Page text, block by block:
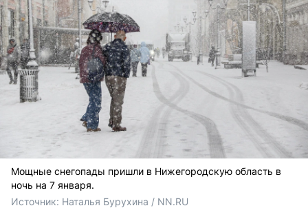
Мощные снегопады пришли в Нижегородскую область в
ночь на 7 января.
Источник: Наталья Бурухина / NN.RU